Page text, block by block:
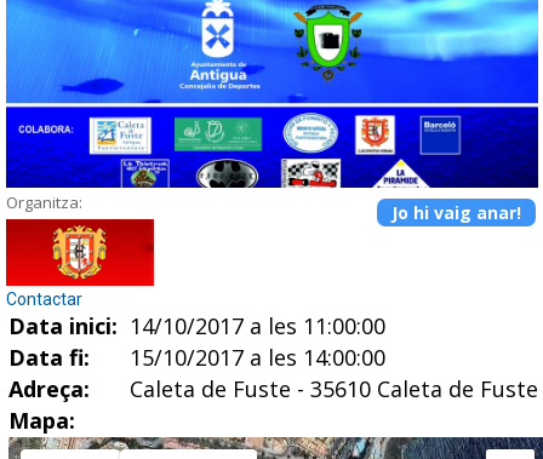
Organitza:
Contactar
Jo hi vaig anar!
Data inici: 14/10/2017 a les 11:00:00
Data fi:
15/10/2017 a les 14:00:00
Adreça:
Caleta de Fuste - 35610 Caleta de Fuste
Mapa: